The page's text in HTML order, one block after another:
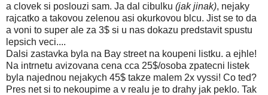
a clovek si poslouzi sam. Ja dal cibulku (jak jinak), nejaky
rajcatko a takovou zelenou asi okurkovou blcu. Jist se to da
a voni to super ale za 3$ si u nas dokazu predstavit spustu
lepsich veci....
Dalsi zastavka byla na Bay street na koupeni listku. a ejhle!
Na intrnetu avizovana cena cca 25$/osoba zpatecni listek
byla najednou nejakych 45$ takze malem 2x vyssi! Co ted?
Pres net si to nekoupime a v realu je to drahy jak peklo. Tak